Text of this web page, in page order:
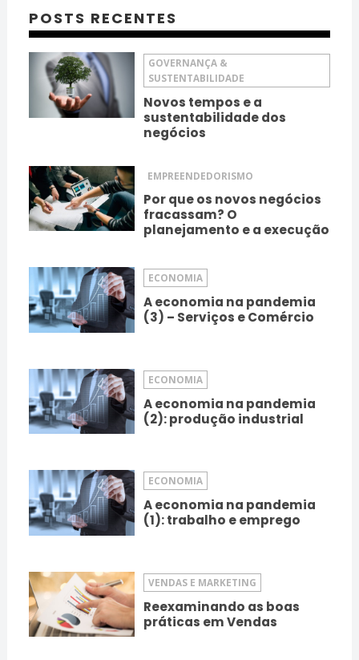
POSTS RECENTES
GOVERNANÇA &
SUSTENTABILIDADE
Novos tempos e a
sustentabilidade dos
negócios
EMPREENDEDORISMO
Por que os novos negócios
fracassam? O
planejamento e a execução
ECONOMIA
A economia na pandemia
(3) – Serviços e Comércio
ECONOMIA
A economia na pandemia
(2): produção industrial
ECONOMIA
A economia na pandemia
(1): trabalho e emprego
VENDAS E MARKETING
Reexaminando as boas
práticas em Vendas